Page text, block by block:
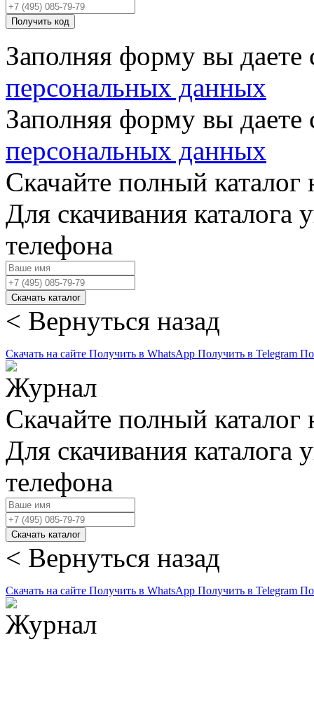
Получить код
Заполняя форму вы даете
персональных данных
Заполняя форму вы даете
персональных данных
Скачайте полный
Для скачивания
телефона
Скачать каталог
< Вернуться назад
Скачать на сайте Получить в WhatsApp Получить в Telegram
Скачайте полный
Для скачивания
телефона
Скачать каталог
< Вернуться назад
Скачать на сайте Получить в WhatsApp Получить в Telegram